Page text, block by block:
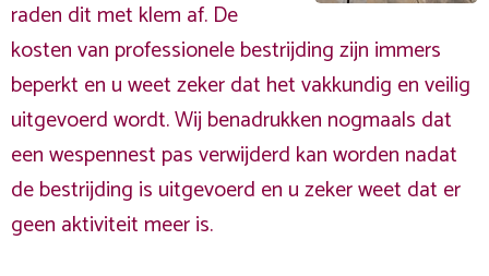
raden dit met klem af. De
kosten van professionele bestrijding zijn immers
beperkt en u weet zeker dat het vakkundig en veilig
uitgevoerd wordt. Wij benadrukken nogmaals dat
een wespennest pas verwijderd kan worden nadat
de bestrijding is uitgevoerd en u zeker weet dat er
geen aktiviteit meer is.